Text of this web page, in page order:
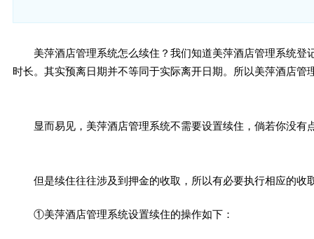
美萍酒店管理系统怎么续住？我们知道美萍酒店管理系统
时长。其实预离日期并不等同于实际离开日期。所以美萍酒店管
显而易见，美萍酒店管理系统不需要设置续住，倘若你没
但是续住往往涉及到押金的收取，所以有必要执行相应的收
①美萍酒店管理系统设置续住的操作如下：